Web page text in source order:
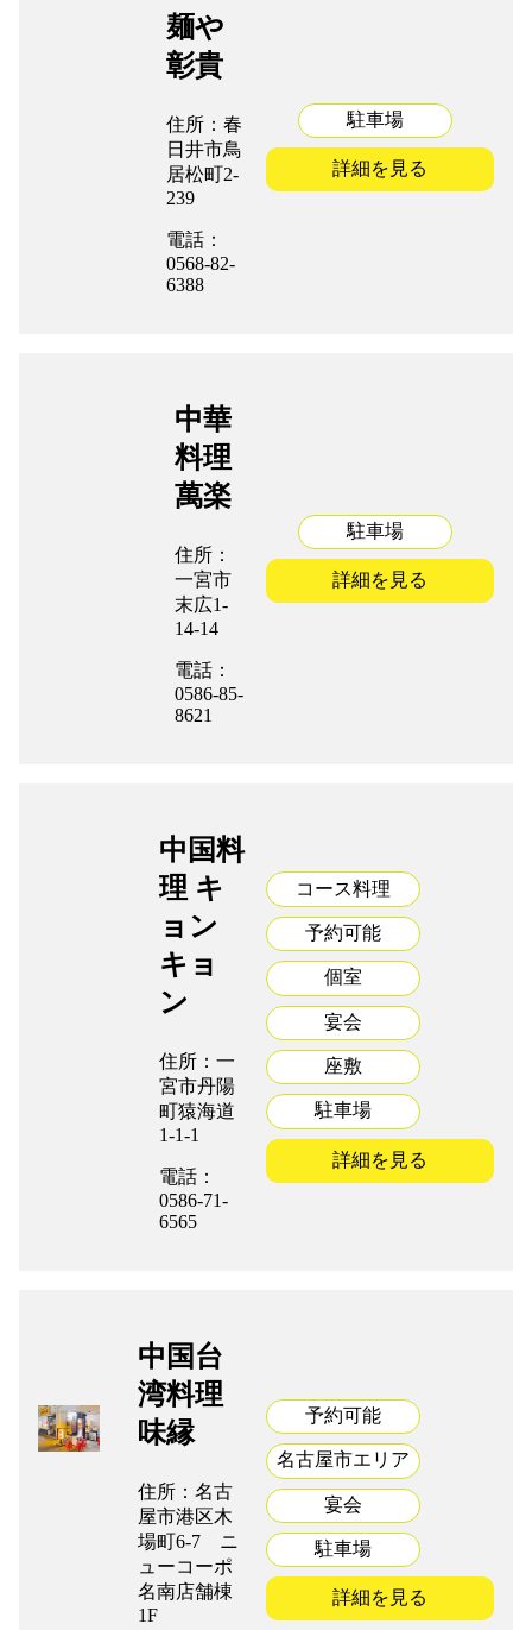
麺や
彰貴
住所：春
日井市鳥
居松町2-
239
電話：
0568-82-
6388
駐車場
詳細を見る
中華
料理
萬楽
住所：
一宮市
末広1-
14-14
電話：
0586-85-
8621
駐車場
詳細を見る
中国料
理 キ
ョン
キョ
ン
住所：一
宮市丹陽
町猿海道
1-1-1
電話：
0586-71-
6565
コース料理
予約可能
個室
宴会
座敷
駐車場
詳細を見る
中国台
湾料理
味縁
住所：名古
屋市港区木
場町6-7 ニ
ューコーポ
名南店舗棟
1F
予約可能
名古屋市エリア
宴会
駐車場
詳細を見る